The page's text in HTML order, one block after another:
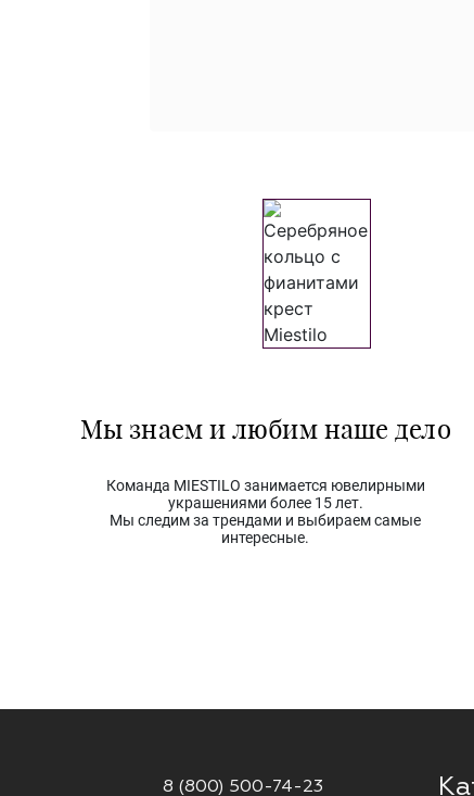
Мы знаем и любим наше дело
Команда MIESTILO занимается ювелирными
украшениями более 15 лет.
Мы следим за трендами и выбираем самые
интересные.
8 (800) 500-74-23